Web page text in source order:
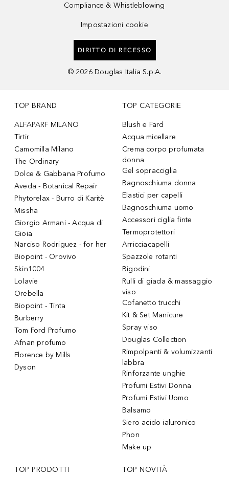
Compliance & Whistleblowing
Impostazioni cookie
DIRITTO DI RECESSO
© 2026 Douglas Italia S.p.A.
TOP BRAND
ALFAPARF MILANO
Tirtir
Camomilla Milano
The Ordinary
Dolce & Gabbana Profumo
Aveda - Botanical Repair
Phytorelax - Burro di Karitè
Missha
Giorgio Armani - Acqua di
Gioia
Narciso Rodriguez - for her
Biopoint - Orovivo
Skin1004
Lolavie
Orebella
Biopoint - Tinta
Burberry
Tom Ford Profumo
Afnan profumo
Florence by Mills
Dyson
TOP CATEGORIE
Blush e Fard
Acqua micellare
Crema corpo profumata
donna
Gel sopracciglia
Bagnoschiuma donna
Elastici per capelli
Bagnoschiuma uomo
Accessori ciglia finte
Termoprotettori
Arricciacapelli
Spazzole rotanti
Bigodini
Rulli di giada & massaggio
viso
Cofanetto trucchi
Kit & Set Manicure
Spray viso
Douglas Collection
Rimpolpanti & volumizzanti
labbra
Rinforzante unghie
Profumi Estivi Donna
Profumi Estivi Uomo
Balsamo
Siero acido ialuronico
Phon
Make up
TOP PRODOTTI TOP NOVITÀ